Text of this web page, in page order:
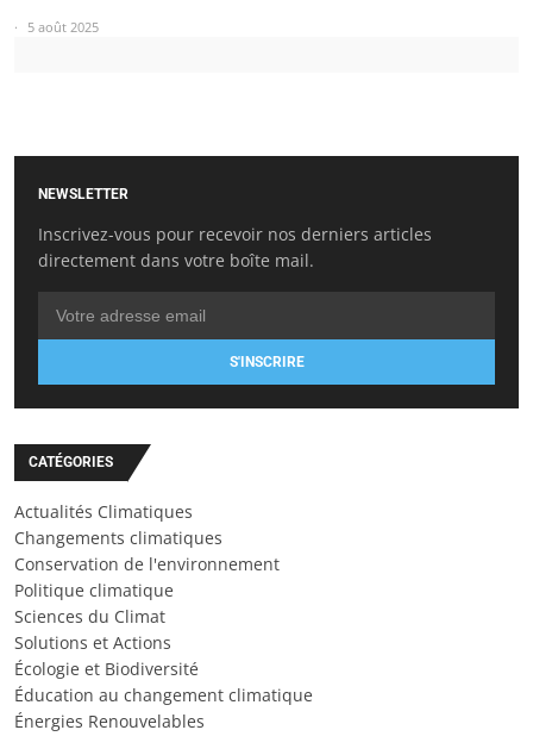
5 août 2025
NEWSLETTER
Inscrivez-vous pour recevoir nos derniers articles
directement dans votre boîte mail.
S'INSCRIRE
CATÉGORIES
Actualités Climatiques
Changements climatiques
Conservation de l'environnement
Politique climatique
Sciences du Climat
Solutions et Actions
Écologie et Biodiversité
Éducation au changement climatique
Énergies Renouvelables